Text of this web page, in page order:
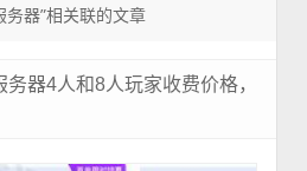
务器”相关联的文章
器4人和8人玩家收费价格，